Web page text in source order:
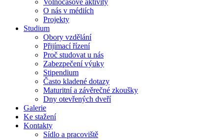
Volnočasové aktivity
O nás v médiích
Projekty
Studium
Obory vzdělání
Přijímací řízení
Proč studovat u nás
Zabezpečení výuky
Stipendium
Často kladené dotazy
Maturitní a závěrečné zkoušky
Dny otevřených dveří
Galerie
Ke stažení
Kontakty
Sídlo a pracoviště